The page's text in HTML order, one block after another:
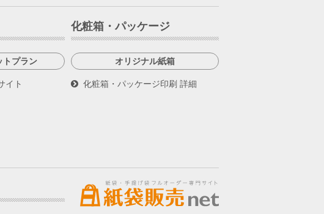
トプラン
イト
化粧箱・パッケージ
オリジナル紙箱
化粧箱・パッケージ印刷 詳細